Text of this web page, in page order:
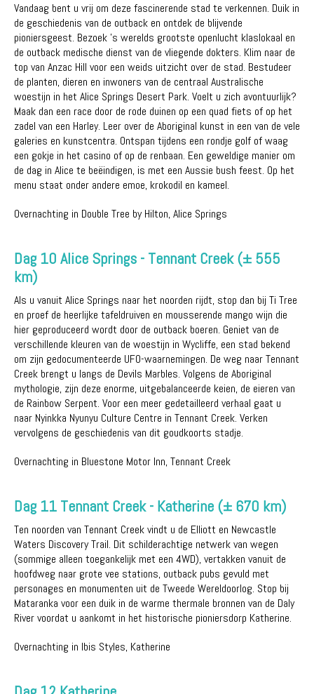
Vandaag bent u vrij om deze fascinerende stad te verkennen. Duik in
de geschiedenis van de outback en ontdek de blijvende
pioniersgeest. Bezoek 's werelds grootste openlucht klaslokaal en
de outback medische dienst van de vliegende dokters. Klim naar de
top van Anzac Hill voor een weids uitzicht over de stad. Bestudeer
de planten, dieren en inwoners van de centraal Australische
woestijn in het Alice Springs Desert Park. Voelt u zich avontuurlijk?
Maak dan een race door de rode duinen op een quad fiets of op het
zadel van een Harley. Leer over de Aboriginal kunst in een van de vele
galeries en kunstcentra. Ontspan tijdens een rondje golf of waag
een gokje in het casino of op de renbaan. Een geweldige manier om
de dag in Alice te beëindigen, is met een Aussie bush feest. Op het
menu staat onder andere emoe, krokodil en kameel.
Overnachting in Double Tree by Hilton, Alice Springs
Dag 10 Alice Springs - Tennant Creek (± 555
km)
Als u vanuit Alice Springs naar het noorden rijdt, stop dan bij Ti Tree
en proef de heerlijke tafeldruiven en mousserende mango wijn die
hier geproduceerd wordt door de outback boeren. Geniet van de
verschillende kleuren van de woestijn in Wycliffe, een stad bekend
om zijn gedocumenteerde UFO-waarnemingen. De weg naar Tennant
Creek brengt u langs de Devils Marbles. Volgens de Aboriginal
mythologie, zijn deze enorme, uitgebalanceerde keien, de eieren van
de Rainbow Serpent. Voor een meer gedetailleerd verhaal gaat u
naar Nyinkka Nyunyu Culture Centre in Tennant Creek. Verken
vervolgens de geschiedenis van dit goudkoorts stadje.
Overnachting in Bluestone Motor Inn, Tennant Creek
Dag 11 Tennant Creek - Katherine (± 670 km)
Ten noorden van Tennant Creek vindt u de Elliott en Newcastle
Waters Discovery Trail. Dit schilderachtige netwerk van wegen
(sommige alleen toegankelijk met een 4WD), vertakken vanuit de
hoofdweg naar grote vee stations, outback pubs gevuld met
personages en monumenten uit de Tweede Wereldoorlog. Stop bij
Mataranka voor een duik in de warme thermale bronnen van de Daly
River voordat u aankomt in het historische pioniersdorp Katherine.
Overnachting in Ibis Styles, Katherine